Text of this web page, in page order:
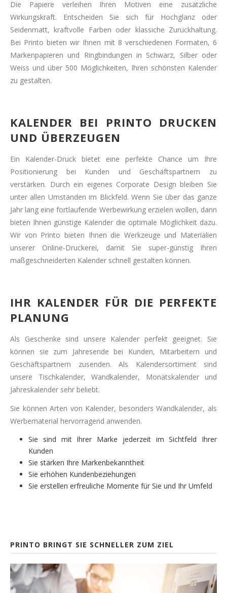
Die Papiere verleihen Ihren Motiven eine zusätzliche
Wirkungskraft. Entscheiden Sie sich für Hochglanz oder
Seidenmatt, kraftvolle Farben oder klassiche Zurückhaltung.
Bei Printo bieten wir Ihnen mit 8 verschiedenen Formaten, 6
Markenpapieren und Ringbindungen in Schwarz, Silber oder
Weiss und über 500 Möglichkeiten, Ihren schönsten Kalender
zu gestalten.
KALENDER BEI PRINTO DRUCKEN
UND ÜBERZEUGEN
Ein Kalender-Druck bietet eine perfekte Chance um Ihre
Positionierung bei Kunden und Geschäftspartnern zu
verstärken. Durch ein eigenes Corporate Design bleiben Sie
unter allen Umständen im Blickfeld. Wenn Sie über das ganze
Jahr lang eine fortlaufende Werbewirkung erzielen wollen, dann
bieten Ihnen günstige Kalender die optimale Möglichkeit dazu.
Wir von Printo bieten Ihnen die Werkzeuge und Materialien
unserer Online-Druckerei, damit Sie super-günstig Ihren
maßgeschneiderten Kalender schnell gestalten können.
IHR KALENDER FÜR DIE PERFEKTE
PLANUNG
Als Geschenke sind unsere Kalender perfekt geeignet. Sie
können sie zum Jahresende bei Kunden, Mitarbeitern und
Geschäftspartnern zusenden. Als Kalendersortiment sind
unsere Tischkalender, Wandkalender, Monatskalender und
Jahreskalender sehr beliebt.
Sie können Arten von Kalender, besonders Wandkalender, als
Werbematerial hervorragend anwenden.
Sie sind mit Ihrer Marke jederzeit im Sichtfeld Ihrer
Kunden
Sie stärken Ihre Markenbekanntheit
Sie erhöhen Kundenbeziehungen
Sie erstellen erfreuliche Momente für Sie und Ihr Umfeld
PRINTO BRINGT SIE SCHNELLER ZUM ZIEL